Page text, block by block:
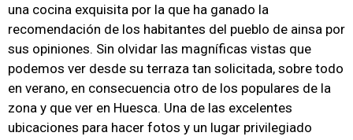
una cocina exquisita por la que ha ganado la
recomendación de los habitantes del pueblo de ainsa por
sus opiniones. Sin olvidar las magníficas vistas que
podemos ver desde su terraza tan solicitada, sobre todo
en verano, en consecuencia otro de los populares de la
zona y que ver en Huesca. Una de las excelentes
ubicaciones para hacer fotos y un lugar privilegiado